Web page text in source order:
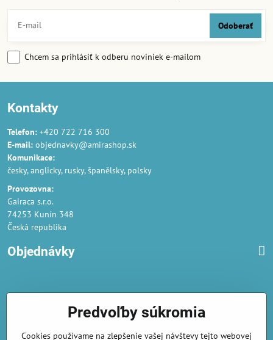
Odoberať
Chcem sa prihlásiť k odberu noviniek e-mailom
Kontakty
Telefon: +420 722 716 300
E-mail: objednavky@amirashop.sk
Komunikace:
česky, anglicky, rusky, španělsky, polsky
Provozovna:
Gairaca s.r.o.
74253 Kunín 348
Česká republika
Objednávky
Podmienky ochrany osobných údajov
Náklady na dodání a doba dodání
Predvoľby súkromia
Cookies používame na zlepšenie vašej návštevy tejto webovej